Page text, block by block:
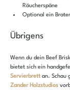
Räucherspäne
Optional ein
Übrigens
Wenn du dein Beef
bietet sich ein
Servierbrett an. Schau
Zander Holzstudios